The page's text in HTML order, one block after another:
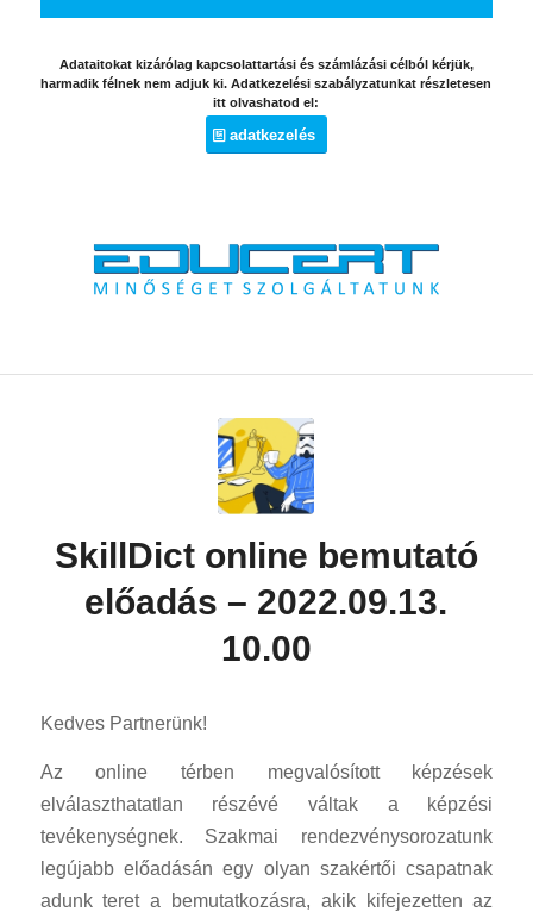
Adataitokat kizárólag kapcsolattartási és számlázási célból kérjük,
harmadik félnek nem adjuk ki. Adatkezelési szabályzatunkat részletesen
itt olvashatod el:
adatkezelés
SkillDict online bemutató
előadás – 2022.09.13.
10.00
Kedves Partnerünk!
Az online térben megvalósított képzések
elválaszthatatlan részévé váltak a képzési
tevékenységnek. Szakmai rendezvénysorozatunk
legújabb előadásán egy olyan szakértői csapatnak
adunk teret a bemutatkozásra, akik kifejezetten az